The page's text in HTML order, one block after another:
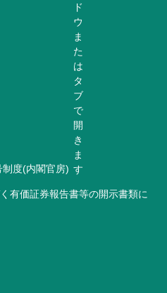
度(内閣官房)
有価証券報告書等の開示書類に